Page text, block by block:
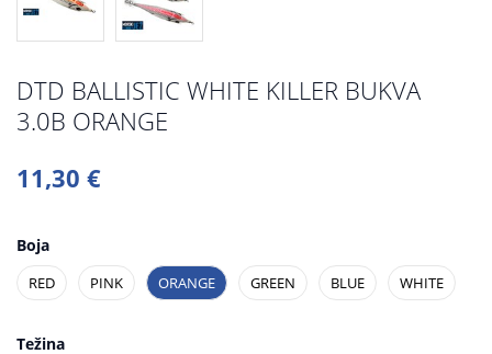
DTD BALLISTIC WHITE KILLER BUKVA
3.0B ORANGE
11,30 €
Boja
RED PINK ORANGE GREEN BLUE WHITE
Težina